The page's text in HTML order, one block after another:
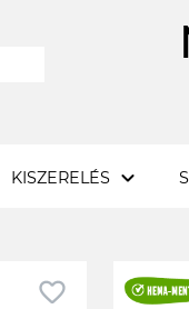
KISZERELÉS expand_more
favorite_border